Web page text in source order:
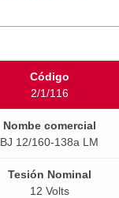
2/1/116
BJ 12/160-138a LM
12 Volts